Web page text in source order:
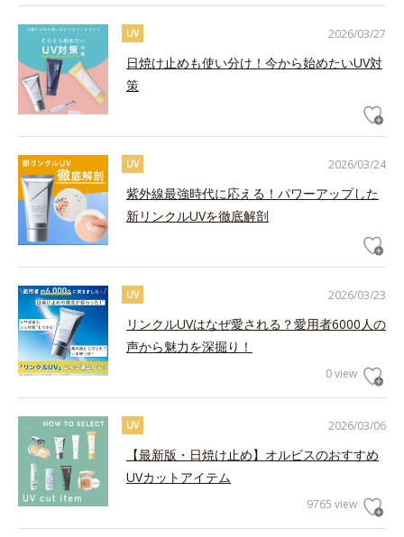
2026/03/27
UV
日焼け止めも使い分け！今から始めたいUV対
策
2026/03/24
UV
紫外線最強時代に応える！パワーアップした
新リンクルUVを徹底解剖
2026/03/23
UV
リンクルUVはなぜ愛される？愛用者6000人の
声から魅力を深掘り！
0 view
2026/03/06
UV
【最新版・日焼け止め】オルビスのおすすめ
UVカットアイテム
9765 view